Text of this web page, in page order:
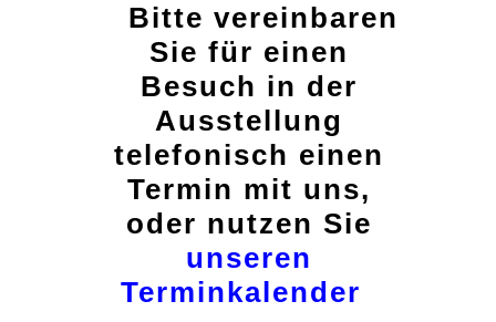
Bitte vereinbaren
Sie für einen
Besuch in der
Ausstellung
telefonisch einen
Termin mit uns,
oder nutzen Sie
unseren
Terminkalender